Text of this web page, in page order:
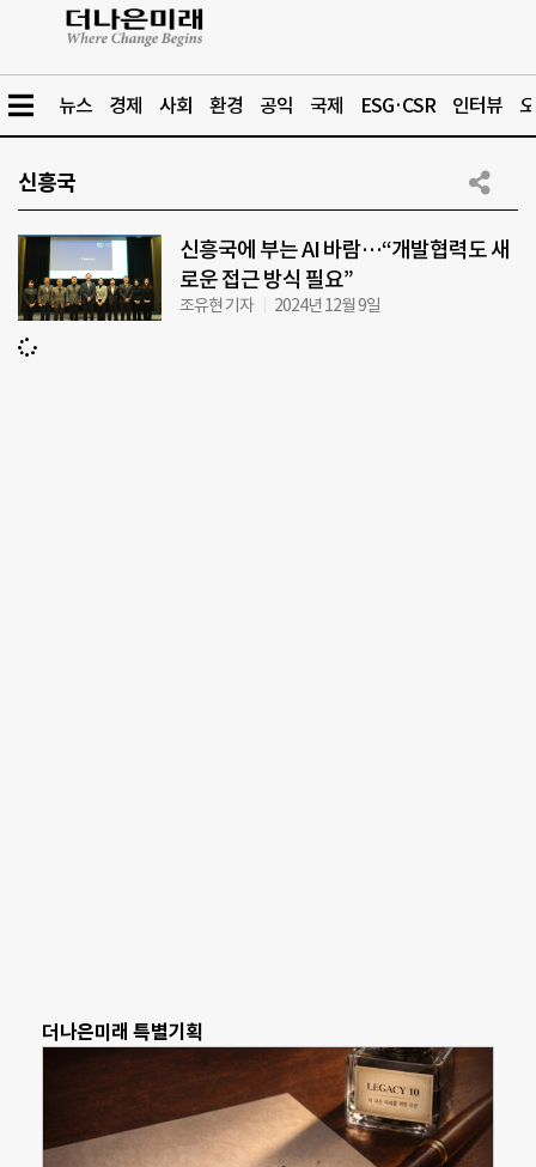
뉴스 경제 사회 환경 공익 국제 ESG·CSR 인터뷰
신흥국
신흥국에 부는 AI 바람…“개발협력도 새
로운 접근 방식 필요”
조유현 기자 2024년 12월 9일
더나은미래 특별기획